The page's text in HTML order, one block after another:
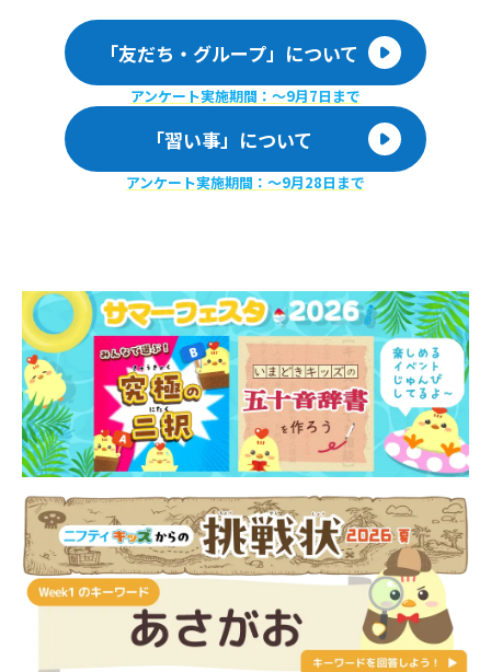
「友だち・グループ」について
アンケート実施期間：〜9月7日まで
「習い事」について
アンケート実施期間：〜9月28日まで